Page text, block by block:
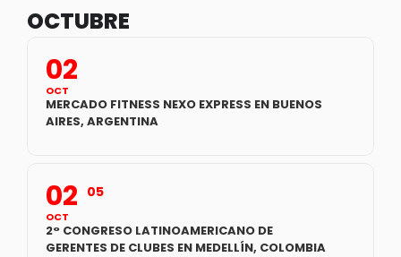
OCTUBRE
02
OCT
MERCADO FITNESS NEXO EXPRESS EN BUENOS
AIRES, ARGENTINA
02
OCT
05
2° CONGRESO LATINOAMERICANO DE
GERENTES DE CLUBES EN MEDELLÍN, COLOMBIA